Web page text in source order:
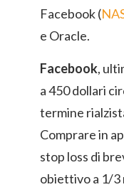
Facebook (
e Oracle.
Facebook,
a 450 dollari
termine
Comprare in
stop loss di
obiettivo a 1/3